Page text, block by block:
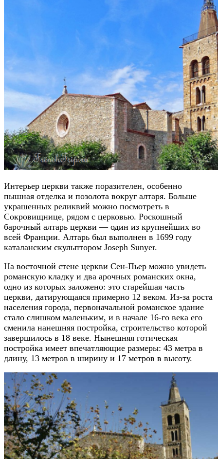
Интерьер церкви также поразителен, особенно
пышная отделка и позолота вокруг алтаря. Больше
украшенных реликвий можно посмотреть в
Сокровищнице, рядом с церковью. Роскошный
барочный алтарь церкви — один из крупнейших во
всей Франции. Алтарь был выполнен в 1699 году
каталанским скульптором Joseph Sunyer.
На восточной стене церкви Сен-Пьер можно увидеть
романскую кладку и два арочных романских окна,
одно из которых заложено: это старейшая часть
церкви, датирующаяся примерно 12 веком. Из-за роста
населения города, первоначальной романское здание
стало слишком маленьким, и в начале 16-го века его
сменила нанешняя постройка, строительство которой
завершилось в 18 веке. Нынешняя готическая
постройка имеет впечатляющие размеры: 43 метра в
длину, 13 метров в ширину и 17 метров в высоту.